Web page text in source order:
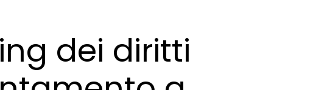
dei diritti